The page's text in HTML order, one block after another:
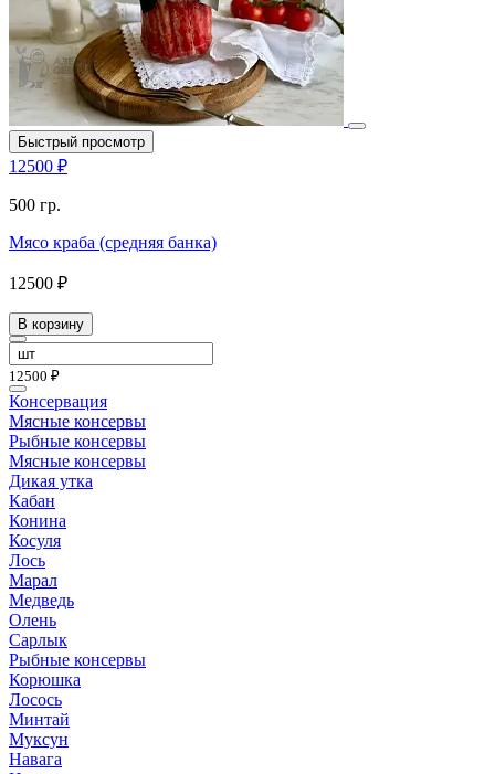
Быстрый просмотр
12500 ₽
500 гр.
Мясо краба (средняя банка)
12500 ₽
В корзину
12500 ₽
Консервация
Мясные консервы
Рыбные консервы
Мясные консервы
Дикая утка
Кабан
Конина
Косуля
Лось
Марал
Медведь
Олень
Сарлык
Рыбные консервы
Корюшка
Лосось
Минтай
Муксун
Навага